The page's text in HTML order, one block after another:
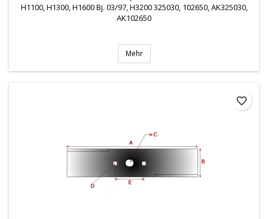
H1100, H1300, H1600 Bj. 03/97, H3200 325030, 102650, AK325030,
AK102650
Mehr
favorite_border